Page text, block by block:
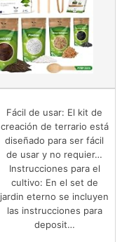
Fácil de usar: El kit de
creación de terrario está
diseñado para ser fácil
de usar y no requier…
Instrucciones para el
cultivo: En el set de
jardin eterno se incluyen
las instrucciones para
deposit…